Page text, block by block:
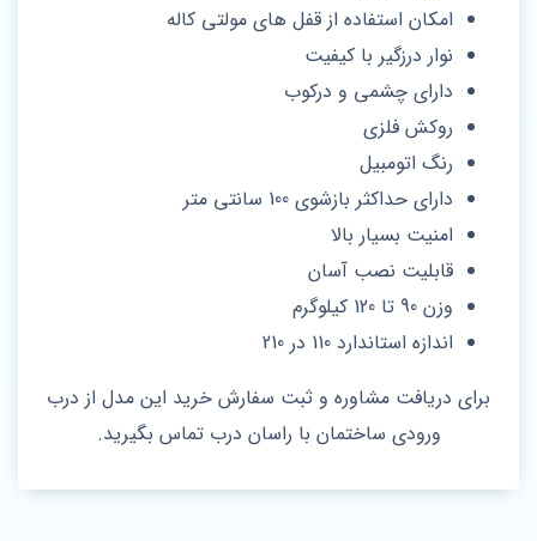
امکان استفاده از قفل های مولتی کاله
نوار درزگیر با کیفیت
دارای چشمی و درکوب
روکش فلزی
رنگ اتومبیل
دارای حداکثر بازشوی 100 سانتی متر
امنیت بسیار بالا
قابلیت نصب آسان
وزن 90 تا 120 کیلوگرم
اندازه استاندارد 110 در 210
برای دریافت مشاوره و ثبت سفارش خرید این مدل از درب
ورودی ساختمان با راسان درب تماس بگیرید.